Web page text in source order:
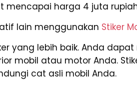
mencapai harga 4 juta
lain menggunakan Stiker
yang lebih baik. Anda
mobil atau motor Anda.
cat asli mobil Anda.